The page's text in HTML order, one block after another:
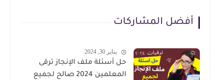
أفضل المشاركات
يناير 30, 2024
حل أسئلة ملف الإنجاز ترقى
المعلمين 2024 صالح لجميع